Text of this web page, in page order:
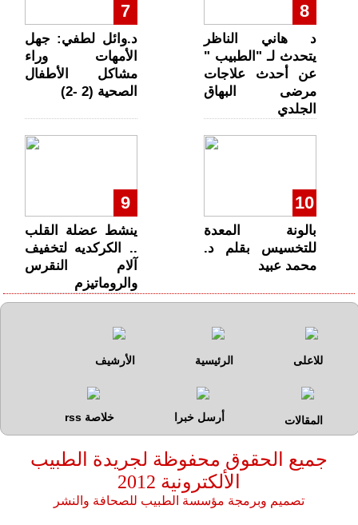
7
د.وائل لطفي: جهل
الأمهات وراء
مشاكل الأطفال
الصحية (2 -2)
8
د هاني الناظر
يتحدث لـ "الطبيب "
عن أحدث علاجات
مرضى البهاق
الجلدي
9
ينشط عضلة القلب
.. الكركديه لتخفيف
آلام النقرس
والروماتيزم
10
بالونة المعدة
للتخسيس بقلم د.
محمد عبيد
للاعلى الرئيسية الأرشيف
المقالات أرسل خبرا خلاصة rss
جميع الحقوق محفوظة لجريدة الطبيب
الألكترونية
تصميم وبرمجة مؤسسة الطبيب للصحافة والنشر